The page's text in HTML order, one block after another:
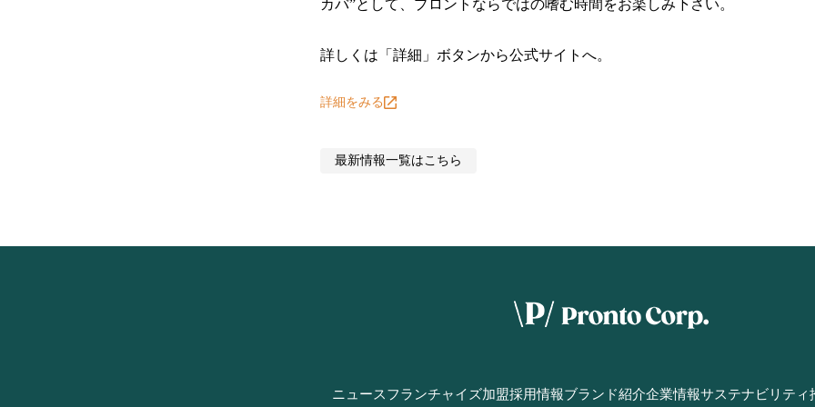
カバ”として、プロントならではの嗜む時間をお楽しみ下さい。
詳しくは「詳細」ボタンから公式サイトへ。
詳細をみる
最新情報一覧はこちら
ニュースフランチャイズ加盟採用情報ブランド紹介企業情報サステナビリティ